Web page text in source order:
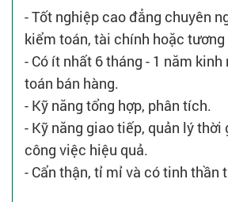
- Tốt nghiệp cao đẳng chuyên
kiểm toán, tài chính hoặc
- Có ít nhất 6 tháng - 1 năm
toán bán hàng.
- Kỹ năng tổng hợp, phân tích.
- Kỹ năng giao tiếp, quản lý thời
công việc hiệu quả.
- Cẩn thận, tỉ mỉ và có tinh thần